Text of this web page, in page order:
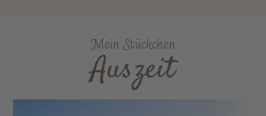
Mein Stückchen
Auszeit